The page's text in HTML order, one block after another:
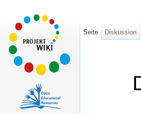
Seite Diskussion